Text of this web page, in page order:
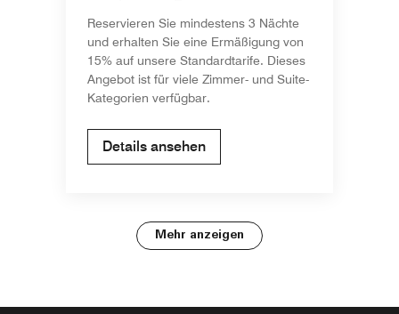
Reservieren Sie mindestens 3 Nächte
und erhalten Sie eine Ermäßigung von
15% auf unsere Standardtarife. Dieses
Angebot ist für viele Zimmer- und Suite-
Kategorien verfügbar.
Details ansehen
Mehr anzeigen